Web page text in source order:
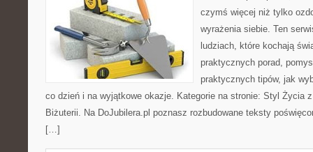
czymś więcej niż tylko
wyrażenia siebie. Ten
ludziach, które kochają
praktycznych porad,
praktycznych tipów, jak
co dzień i na wyjątkowe okazje. Kategorie na stronie: Styl Życia
Biżuterii. Na DoJubilera.pl poznasz rozbudowane teksty
[…]